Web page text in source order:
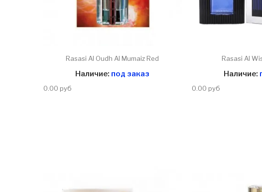
Rasasi Al Oudh Al Mumaiz Red
Наличие: под заказ
0.00 руб
Rasasi Al
Наличие:
0.00 руб